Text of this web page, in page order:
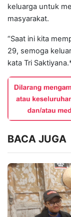
keluarga untuk
masyarakat.
“Saat ini kita
29, semoga
kata Tri
BACA JUGA